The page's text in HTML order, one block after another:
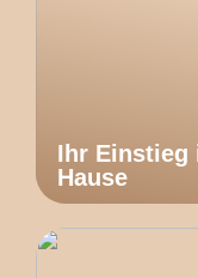
Ihr Einstieg
Hause